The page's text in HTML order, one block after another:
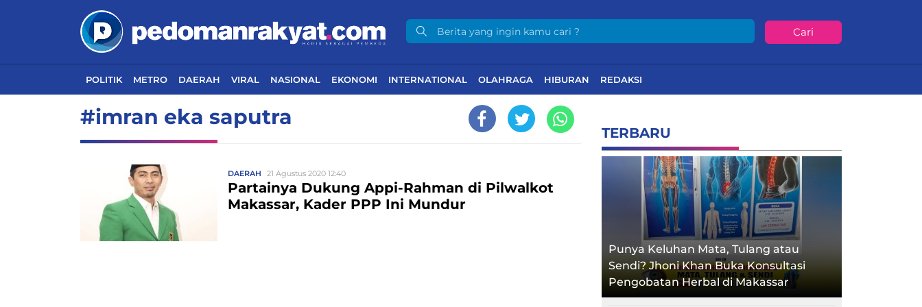
Cari
POLITIK METRO DAERAH VIRAL NASIONAL EKONOMI INTERNATIONAL OLAHRAGA HIBURAN REDAKSI
#imran eka saputra
DAERAH 21 Agustus 2020 12:40
Partainya Dukung Appi-Rahman di Pilwalkot
Makassar, Kader PPP Ini Mundur
TERBARU
Punya Keluhan Mata, Tulang atau
Sendi? Jhoni Khan Buka Konsultasi
Pengobatan Herbal di Makassar